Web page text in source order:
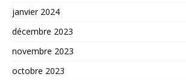
janvier 2024
décembre 2023
novembre 2023
octobre 2023